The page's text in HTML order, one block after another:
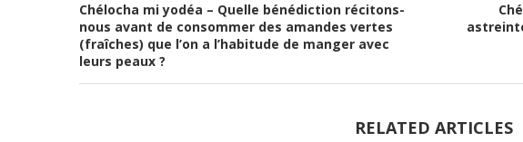
Chélocha mi yodéa – Quelle bénédiction récitons-
nous avant de consommer des amandes vertes
(fraîches) que l’on a l’habitude de manger avec
leurs peaux ?
RELATED ARTICLES